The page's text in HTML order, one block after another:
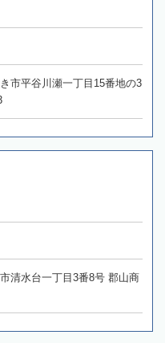
市平谷川瀬一丁目15番地の3
清水台一丁目3番8号 郡山商